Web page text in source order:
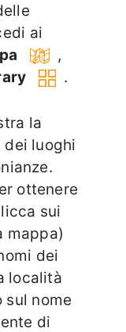
ai
,
.
la
luoghi
ottenere
sui
mappa)
dei
località
sul nome
di